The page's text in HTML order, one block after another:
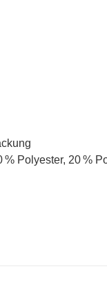
% Polyester, 20 %